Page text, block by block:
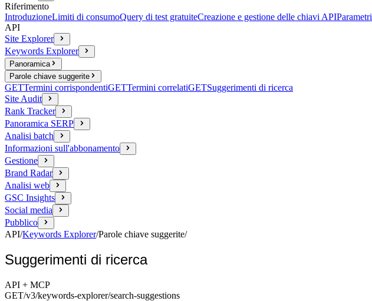
Riferimento
IntroduzioneLimiti di consumoQuery di test gratuiteCreazione e gestione delle chiavi APIParametri
API
Site Explorer
Keywords Explorer
Panoramica
Parole chiave suggerite
GETTermini corrispondentiGETTermini correlatiGETSuggerimenti di ricerca
Site Audit
Rank Tracker
Panoramica SERP
Analisi batch
Informazioni sull'abbonamento
Gestione
Brand Radar
Analisi web
GSC Insights
Social media
Pubblico
API/Keywords Explorer/Parole chiave suggerite/
Suggerimenti di ricerca
API + MCP
GET/v3/keywords-explorer/search-suggestions